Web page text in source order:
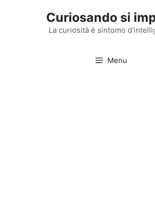
Curiosando si
La curiosità è sintomo
Menu